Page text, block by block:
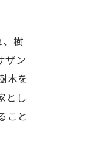
樹
ザン
木を
とし
こと